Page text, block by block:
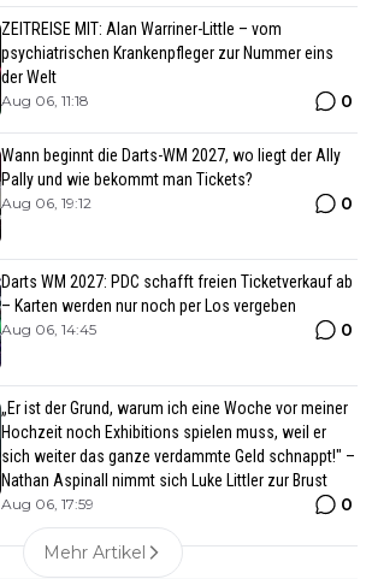
ZEITREISE MIT: Alan Warriner-Little – vom
psychiatrischen Krankenpfleger zur Nummer eins
der Welt
Aug 06, 11:18 0
Wann beginnt die Darts-WM 2027, wo liegt der Ally
Pally und wie bekommt man Tickets?
Aug 06, 19:12 0
Darts WM 2027: PDC schafft freien Ticketverkauf ab
– Karten werden nur noch per Los vergeben
Aug 06, 14:45 0
„Er ist der Grund, warum ich eine Woche vor meiner
Hochzeit noch Exhibitions spielen muss, weil er
sich weiter das ganze verdammte Geld schnappt!" –
Nathan Aspinall nimmt sich Luke Littler zur Brust
Aug 06, 17:59 0
Mehr Artikel